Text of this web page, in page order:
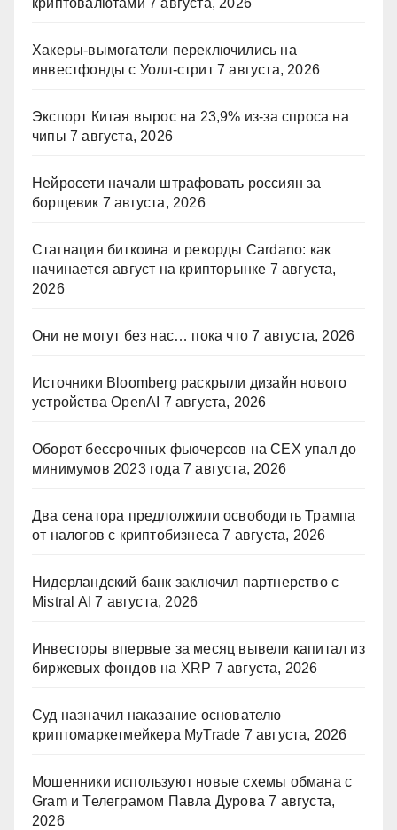
криптовалютами 7 августа, 2026
Хакеры-вымогатели переключились на
инвестфонды с Уолл-стрит 7 августа, 2026
Экспорт Китая вырос на 23,9% из-за спроса на
чипы 7 августа, 2026
Нейросети начали штрафовать россиян за
борщевик 7 августа, 2026
Стагнация биткоина и рекорды Cardano: как
начинается август на крипторынке 7 августа,
2026
Они не могут без нас… пока что 7 августа, 2026
Источники Bloomberg раскрыли дизайн нового
устройства OpenAI 7 августа, 2026
Оборот бессрочных фьючерсов на CEX упал до
минимумов 2023 года 7 августа, 2026
Два сенатора предлолжили освободить Трампа
от налогов с криптобизнеса 7 августа, 2026
Нидерландский банк заключил партнерство с
Mistral AI 7 августа, 2026
Инвесторы впервые за месяц вывели капитал из
биржевых фондов на XRP 7 августа, 2026
Суд назначил наказание основателю
криптомаркетмейкера MyTrade 7 августа, 2026
Мошенники используют новые схемы обмана с
Gram и Телеграмом Павла Дурова 7 августа,
2026